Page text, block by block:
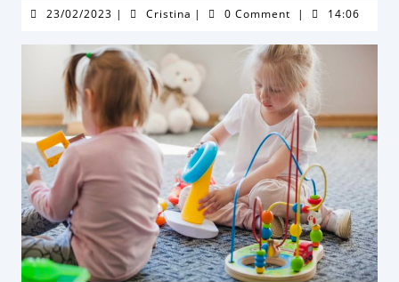
23/02/2023 23/02/2023
| Cristina Cristina
| 0 Comment | 14:06